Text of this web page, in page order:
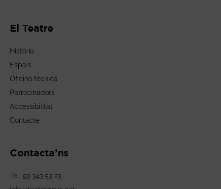
El Teatre
Història
Espais
Oficina tècnica
Patrocinadors
Accessibilitat
Contacte
Contacta’ns
Tel. 93 343 53 23